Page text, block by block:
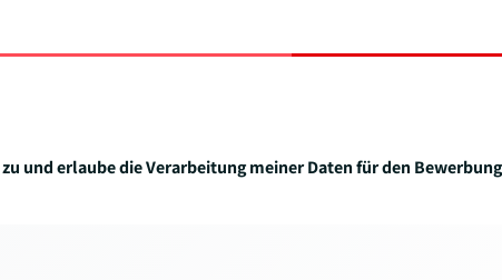
zu und erlaube die Verarbeitung meiner Daten für den